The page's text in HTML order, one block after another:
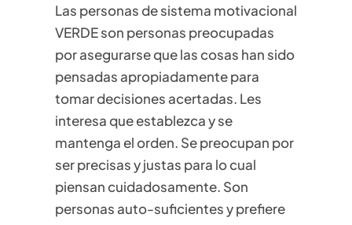
Las personas de sistema motivacional
VERDE son personas preocupadas
por asegurarse que las cosas han sido
pensadas apropiadamente para
tomar decisiones acertadas. Les
interesa que establezca y se
mantenga el orden. Se preocupan por
ser precisas y justas para lo cual
piensan cuidadosamente. Son
personas auto-suficientes y prefiere